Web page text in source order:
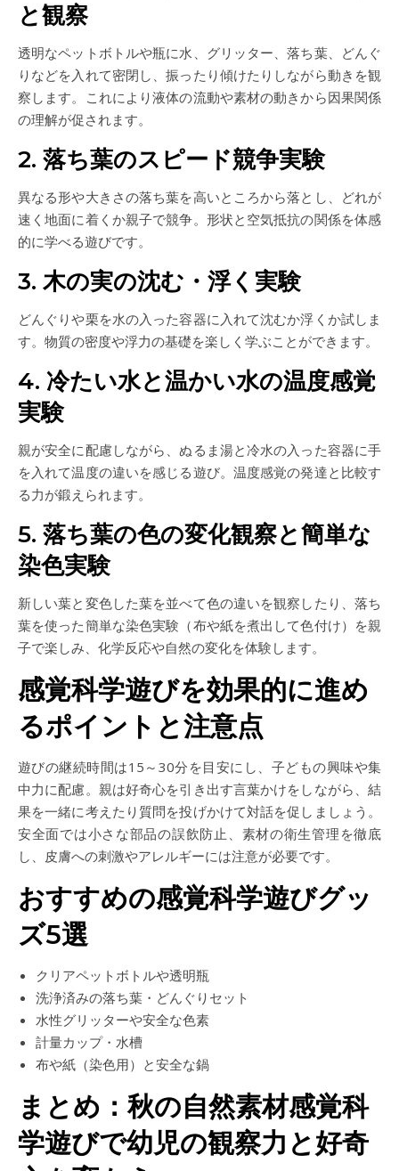
と観察
透明なペットボトルや瓶に水、グリッター、落ち葉、どんぐ
りなどを入れて密閉し、振ったり傾けたりしながら動きを観
察します。これにより液体の流動や素材の動きから因果関係
の理解が促されます。
2. 落ち葉のスピード競争実験
異なる形や大きさの落ち葉を高いところから落とし、どれが
速く地面に着くか親子で競争。形状と空気抵抗の関係を体感
的に学べる遊びです。
3. 木の実の沈む・浮く実験
どんぐりや栗を水の入った容器に入れて沈むか浮くか試しま
す。物質の密度や浮力の基礎を楽しく学ぶことができます。
4. 冷たい水と温かい水の温度感覚
実験
親が安全に配慮しながら、ぬるま湯と冷水の入った容器に手
を入れて温度の違いを感じる遊び。温度感覚の発達と比較す
る力が鍛えられます。
5. 落ち葉の色の変化観察と簡単な
染色実験
新しい葉と変色した葉を並べて色の違いを観察したり、落ち
葉を使った簡単な染色実験（布や紙を煮出して色付け）を親
子で楽しみ、化学反応や自然の変化を体験します。
感覚科学遊びを効果的に進め
るポイントと注意点
遊びの継続時間は15～30分を目安にし、子どもの興味や集
中力に配慮。親は好奇心を引き出す言葉かけをしながら、結
果を一緒に考えたり質問を投げかけて対話を促しましょう。
安全面では小さな部品の誤飲防止、素材の衛生管理を徹底
し、皮膚への刺激やアレルギーには注意が必要です。
おすすめの感覚科学遊びグッ
ズ5選
クリアペットボトルや透明瓶
洗浄済みの落ち葉・どんぐりセット
水性グリッターや安全な色素
計量カップ・水槽
布や紙（染色用）と安全な鍋
まとめ：秋の自然素材感覚科
学遊びで幼児の観察力と好奇